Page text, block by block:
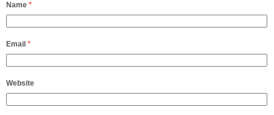
Name *
Email *
Website